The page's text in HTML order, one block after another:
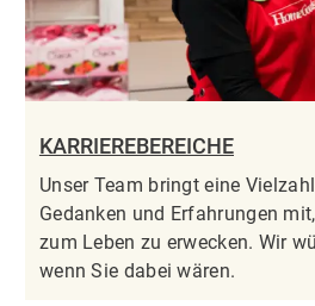
KARRIEREBEREICHE
Unser Team bringt eine
Gedanken und Erfahrungen
zum Leben zu erwecken. Wir
wenn Sie dabei wären.